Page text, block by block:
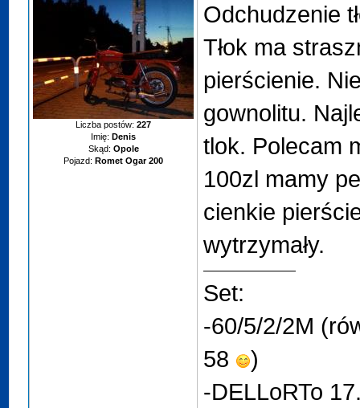
Liczba postów:227
Imię: Denis
Skąd: Opole
Pojazd: Romet Ogar 200
Odchudzenie
Tłok ma
pierścienie.
gownolitu.
tlok. Polecam
100zl mamy
cienkie
wytrzymały.
Set:
-60/5/2/2M
58
)
-DELLoRTo